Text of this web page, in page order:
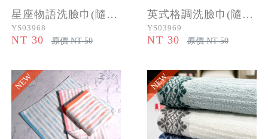
星座物語洗臉巾(隨機色)
YS03968
NT 30 原價 NT 50
英式格調洗臉巾(隨機色)
YS03969
NT 30 原價 NT 50
NEW NEW